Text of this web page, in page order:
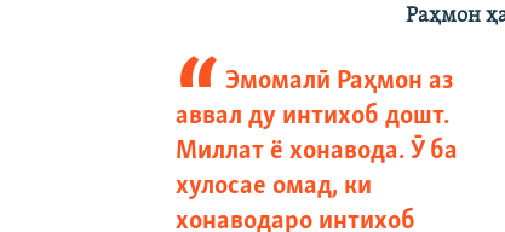
Раҳмон
Эмомалӣ Раҳмон аз
аввал ду интихоб дошт.
Миллат ё хонавода. Ӯ ба
хулосае омад, ки
хонаводаро интихоб